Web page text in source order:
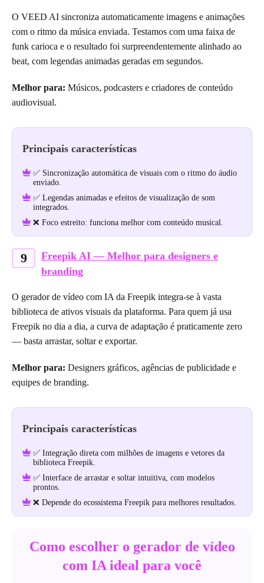
O VEED AI sincroniza automaticamente imagens e animações
com o ritmo da música enviada. Testamos com uma faixa de
funk carioca e o resultado foi surpreendentemente alinhado ao
beat, com legendas animadas geradas em segundos.
Melhor para: Músicos, podcasters e criadores de conteúdo
audiovisual.
Principais características
✅ Sincronização automática de visuais com o ritmo do áudio
enviado.
✅ Legendas animadas e efeitos de visualização de som
integrados.
❌ Foco estreito: funciona melhor com conteúdo musical.
9
Freepik AI — Melhor para designers e
branding
O gerador de vídeo com IA da Freepik integra-se à vasta
biblioteca de ativos visuais da plataforma. Para quem já usa
Freepik no dia a dia, a curva de adaptação é praticamente zero
— basta arrastar, soltar e exportar.
Melhor para: Designers gráficos, agências de publicidade e
equipes de branding.
Principais características
✅ Integração direta com milhões de imagens e vetores da
biblioteca Freepik.
✅ Interface de arrastar e soltar intuitiva, com modelos
prontos.
❌ Depende do ecossistema Freepik para melhores resultados.
Como escolher o gerador de vídeo
com IA ideal para você